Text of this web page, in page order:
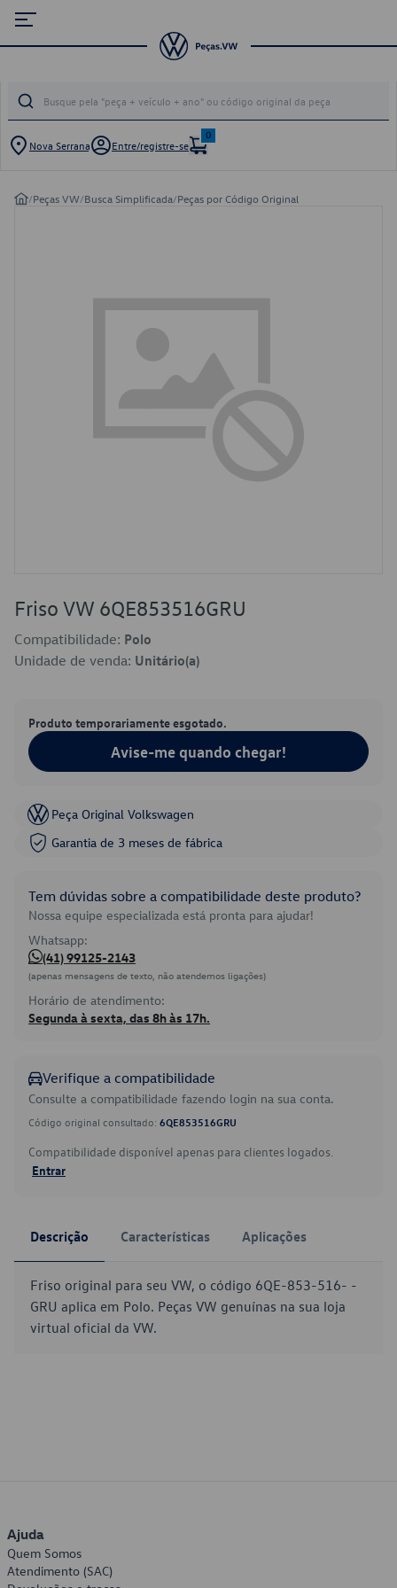
Nova Serrana Entre/registre-se
0
/Peças VW/Busca Simplificada/Peças por Código Original
Friso VW 6QE853516GRU
Compatibilidade: Polo
Unidade de venda: Unitário(a)
Produto temporariamente esgotado.
Avise-me quando chegar!
Peça Original Volkswagen
Garantia de 3 meses de fábrica
Tem dúvidas sobre a compatibilidade deste produto?
Nossa equipe especializada está pronta para ajudar!
Whatsapp:
(41) 99125-2143
(apenas mensagens de texto, não atendemos ligações)
Horário de atendimento:
Segunda à sexta, das 8h às 17h.
Verifique a compatibilidade
Consulte a compatibilidade fazendo login na sua conta.
Código original consultado: 6QE853516GRU
Compatibilidade disponível apenas para clientes logados.
Entrar
Descrição Características Aplicações
Friso original para seu VW, o código 6QE-853-516- -
GRU aplica em Polo. Peças VW genuínas na sua loja
virtual oficial da VW.
Ajuda
Quem Somos
Atendimento (SAC)